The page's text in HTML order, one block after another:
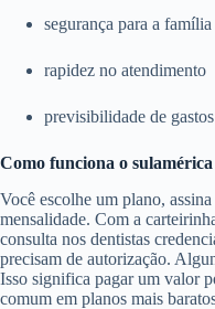
segurança para a família
rapidez no atendimento
previsibilidade de gastos
Como funciona o
Você escolhe um plano,
mensalidade. Com a
consulta nos dentistas
precisam de autorização.
Isso significa pagar um valor
comum em planos mais